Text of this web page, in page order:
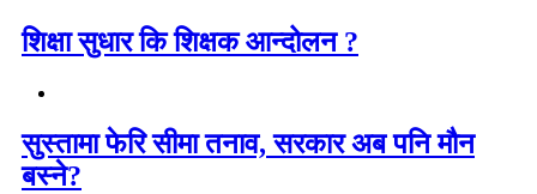
शिक्षा सुधार कि शिक्षक आन्दोलन ?
सुस्तामा फेरि सीमा तनाव, सरकार अब पनि मौन
बस्ने?